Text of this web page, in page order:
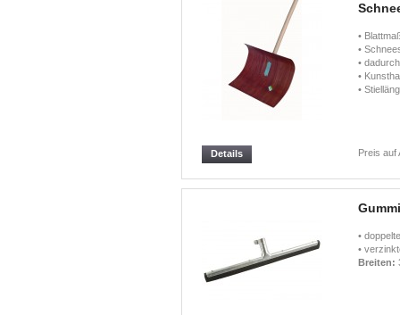
•
•
•
•
•
Preis auf
Details
•
•
Breiten: